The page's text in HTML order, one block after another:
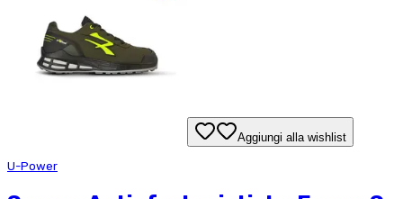
Aggiungi alla wishlist
U-Power